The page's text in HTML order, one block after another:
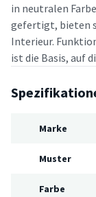
in neutralen
gefertigt, bieten
Interieur.
ist die Basis, auf
Marke
Muster
Farbe